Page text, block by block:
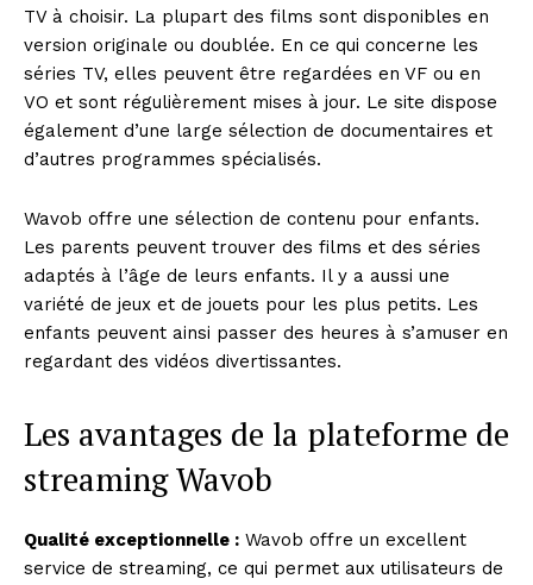
TV à choisir. La plupart des films sont disponibles en
version originale ou doublée. En ce qui concerne les
séries TV, elles peuvent être regardées en VF ou en
VO et sont régulièrement mises à jour. Le site dispose
également d’une large sélection de documentaires et
d’autres programmes spécialisés.
Wavob offre une sélection de contenu pour enfants.
Les parents peuvent trouver des films et des séries
adaptés à l’âge de leurs enfants. Il y a aussi une
variété de jeux et de jouets pour les plus petits. Les
enfants peuvent ainsi passer des heures à s’amuser en
regardant des vidéos divertissantes.
Les avantages de la plateforme de
streaming Wavob
Qualité exceptionnelle : Wavob offre un excellent
service de streaming, ce qui permet aux utilisateurs de